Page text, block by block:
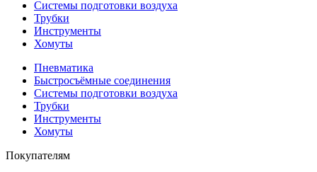
Системы подготовки воздуха
Трубки
Инструменты
Хомуты
Пневматика
Быстросъёмные соединения
Системы подготовки воздуха
Трубки
Инструменты
Хомуты
Покупателям